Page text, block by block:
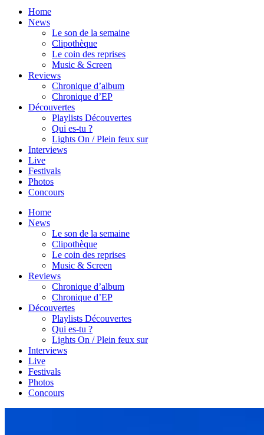
Home
News
Le son de la semaine
Clipothèque
Le coin des reprises
Music & Screen
Reviews
Chronique d’album
Chronique d’EP
Découvertes
Playlists Découvertes
Qui es-tu ?
Lights On / Plein feux sur
Interviews
Live
Festivals
Photos
Concours
Home
News
Le son de la semaine
Clipothèque
Le coin des reprises
Music & Screen
Reviews
Chronique d’album
Chronique d’EP
Découvertes
Playlists Découvertes
Qui es-tu ?
Lights On / Plein feux sur
Interviews
Live
Festivals
Photos
Concours